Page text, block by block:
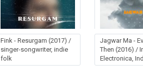
Fink - Rеsurgаm (2017) /
singer-songwriter, indie
folk
Jagwar Ma -
Then (2016) /
Electronica,